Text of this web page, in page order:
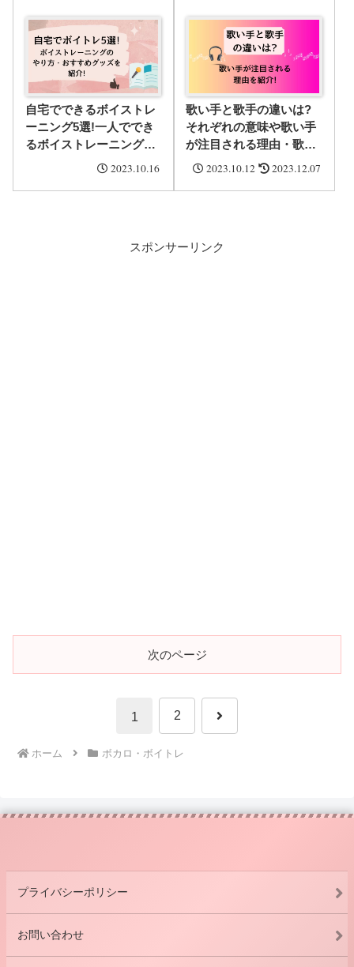
自宅でできるボイストレ
ーニング5選!一人ででき
るボイストレーニングの
やり方・おすすめグッズ
2023.10.16
歌い手と歌手の違いは?
それぞれの意味や歌い手
が注目される理由・歌い
手出身のアーティスト3
2023.10.12 2023.12.07
スポンサーリンク
次のページ
1 2 次
ホーム ボカロ・ボイトレ
プライバシーポリシー
お問い合わせ